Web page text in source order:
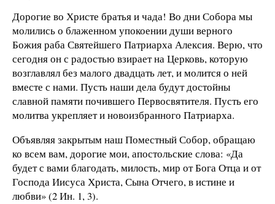
Дорогие во Христе братья и чада! Во дни Собора мы
молились о блаженном упокоении души верного
Божия раба Святейшего Патриарха Алексия. Верю, что
сегодня он с радостью взирает на Церковь, которую
возглавлял без малого двадцать лет, и молится о ней
вместе с нами. Пусть наши дела будут достойны
славной памяти почившего Первосвятителя. Пусть его
молитва укрепляет и новоизбранного Патриарха.
Объявляя закрытым наш Поместный Собор, обращаю
ко всем вам, дорогие мои, апостольские слова: «Да
будет с вами благодать, милость, мир от Бога Отца и от
Господа Иисуса Христа, Сына Отчего, в истине и
любви» (2 Ин. 1, 3).